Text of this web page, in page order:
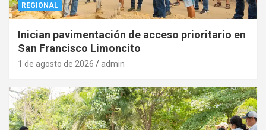
REGIONAL
Inician pavimentación de acceso prioritario en
San Francisco Limoncito
1 de agosto de 2026 admin